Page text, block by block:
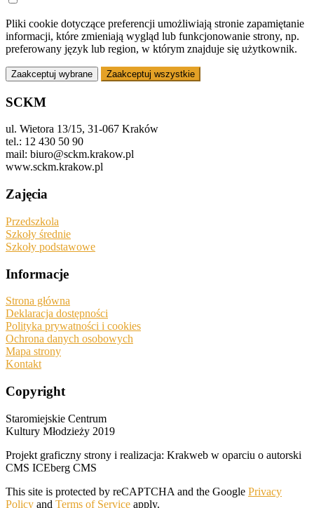
Pliki cookie dotyczące preferencji umożliwiają stronie zapamiętanie
informacji, które zmieniają wygląd lub funkcjonowanie strony, np.
preferowany język lub region, w którym znajduje się użytkownik.
Zaakceptuj wybrane Zaakceptuj wszystkie
SCKM
ul. Wietora 13/15, 31-067 Kraków
tel.: 12 430 50 90
mail: biuro@sckm.krakow.pl
www.sckm.krakow.pl
Zajęcia
Przedszkola
Szkoły średnie
Szkoły podstawowe
Informacje
Strona główna
Deklaracja dostępności
Polityka prywatności i cookies
Ochrona danych osobowych
Mapa strony
Kontakt
Copyright
Staromiejskie Centrum
Kultury Młodzieży 2019
Projekt graficzny strony i realizacja: Krakweb w oparciu o autorski
CMS ICEberg CMS
This site is protected by reCAPTCHA and the Google Privacy
Policy and Terms of Service apply.